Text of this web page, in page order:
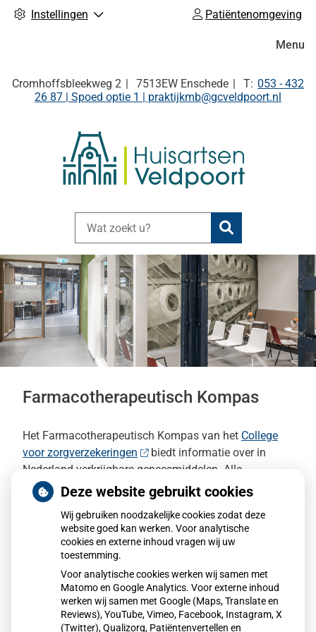
Instellingen Patiëntenomgeving
Cromhoffsbleekweg 2 7513EW Enschede Tel:
053 - 432
26 87 | Spoed optie 1 | praktijkmb@gcveldpoort.nl
Zoeken
Menu
Farmacotherapeutisch Kompas
Het Farmacotherapeutisch Kompas van het College
voor zorgverzekeringen
biedt informatie over in
Nederland verkrijgbare geneesmiddelen. Alle
geneesmiddelen zijn voorzien van duidelijke
voorschrijf- en toepassingadviezen. De website is
primair bestemd voor artsen en apothekers en
degenen die voor deze beroepen worden opgeleid.
Op deze website vindt u op verschillende manieren
informatie. U kunt gericht zoeken op stof- of
merknamen van geneesmiddelen of op
indicaties/diagnoses. U kunt zoeken in specifieke
Deze website gebruikt cookies
Wij gebruiken noodzakelijke cookies zodat deze
website goed kan werken. Voor analytische
cookies en externe inhoud vragen wij uw
toestemming.
Voor analytische cookies werken wij samen met
Matomo en Google Analytics. Voor externe inhoud
werken wij samen met Google (Maps, Translate en
Reviews), YouTube, Vimeo, Facebook, Instagram, X
(Twitter), Qualizorg, Patiëntenvertellen en